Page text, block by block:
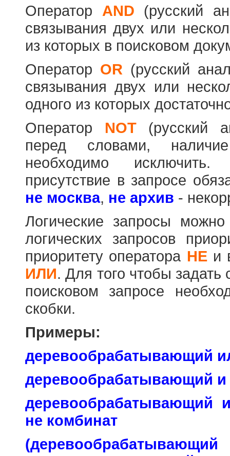
Оператор AND (русский
связывания двух или
из которых в поисковом
Оператор OR (русский
связывания двух или
одного из которых
Оператор NOT(русский
перед словами,
необходимо
присутствие в запросе
не москва, не архив -
Логические запросы
логических запросов
приоритету оператора НЕи
ИЛИ. Для того чтобы задать
поисковом запросе
скобки.
Примеры:
деревообрабатывающий
деревообрабатывающий и
деревообрабатывающий
не комбинат